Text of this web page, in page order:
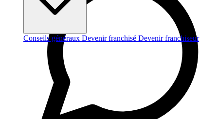
Conseils généraux Devenir franchisé Devenir franchiseur